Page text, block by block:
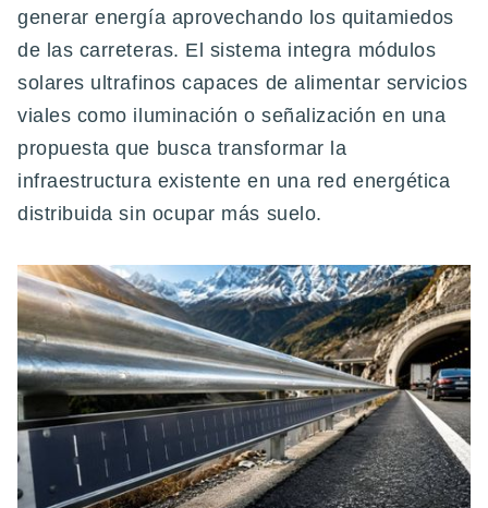
generar energía aprovechando los quitamiedos
de las carreteras. El sistema integra módulos
solares ultrafinos capaces de alimentar servicios
viales como iluminación o señalización en una
propuesta que busca transformar la
infraestructura existente en una red energética
distribuida sin ocupar más suelo.